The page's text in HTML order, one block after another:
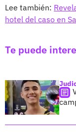
Lee también:
hotel del caso en
Te puede